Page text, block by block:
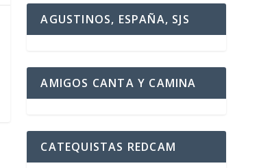
AGUSTINOS, ESPAÑA, SJS
AMIGOS CANTA Y CAMINA
CATEQUISTAS REDCAM